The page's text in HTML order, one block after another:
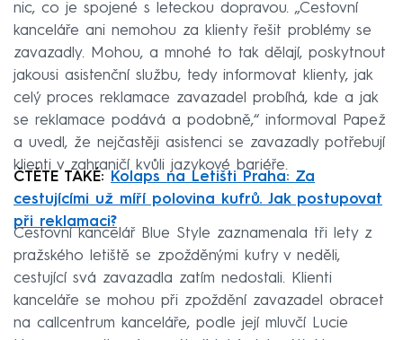
nic, co je spojené s leteckou dopravou. „Cestovní
kanceláře ani nemohou za klienty řešit problémy se
zavazadly. Mohou, a mnohé to tak dělají, poskytnout
jakousi asistenční službu, tedy informovat klienty, jak
celý proces reklamace zavazadel probíhá, kde a jak
se reklamace podává a podobně,“ informoval Papež
a uvedl, že nejčastěji asistenci se zavazadly potřebují
klienti v zahraničí kvůli jazykové bariéře.
ČTĚTE TAKÉ: Kolaps na Letišti Praha: Za
cestujícími už míří polovina kufrů. Jak postupovat
při reklamaci?
Cestovní kancelář Blue Style zaznamenala tři lety z
pražského letiště se zpožděnými kufry v neděli,
cestující svá zavazadla zatím nedostali. Klienti
kanceláře se mohou při zpoždění zavazadel obracet
na callcentrum kanceláře, podle její mluvčí Lucie